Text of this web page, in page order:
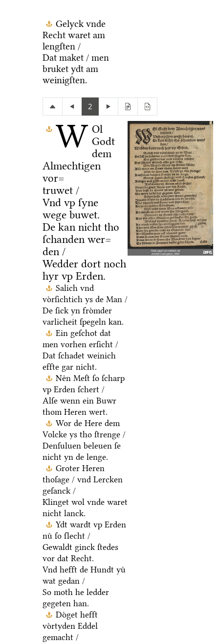
Gelyck vnde
Recht waret am
lengſten /
Dat maket / men
bruket ydt am
weinigſten.
2
W Ol
Godt
dem
Almechtigen
vor=
truwet /
Vnd vp ſyne
wege buwet.
De kan nicht tho
ſchanden wer=
den /
Wedder dort noch
hyr vp Erden.
Salich vnd
voͤrſichtich ys de Man /
De ſick yn froͤmder
varlicheit ſpegeln kan.
Ein geſchot dat
men vorhen erſicht /
Dat ſchadet weinich
effte gar nicht.
Neͤn Meſt ſo ſcharp
vp Erden ſchert /
Alſe wenn ein Buwr
thom Heren wert.
Wor de Here dem
Volcke ys tho ſtrenge /
Denſuluen beleuen ſe
nicht yn de lenge.
Groter Heren
thoſage / vnd Lercken
geſanck /
Klinget wol vnde waret
nicht lanck.
Ydt wardt vp Erden
nuͤ ſo ſlecht /
Gewaldt ginck ſtedes
vor dat Recht.
Vnd hefft de Hundt yuͤ
wat gedan /
So moth he ledder
gegeten han.
Doͤget hefft
voͤrtyden Eddel
gemacht /